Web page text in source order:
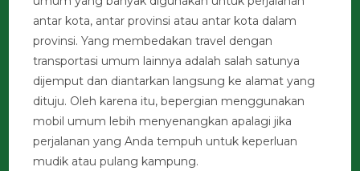
antar kota, antar provinsi atau antar kota dalam
provinsi. Yang membedakan travel dengan
transportasi umum lainnya adalah salah satunya
dijemput dan diantarkan langsung ke alamat yang
dituju. Oleh karena itu, bepergian menggunakan
mobil umum lebih menyenangkan apalagi jika
perjalanan yang Anda tempuh untuk keperluan
mudik atau pulang kampung.